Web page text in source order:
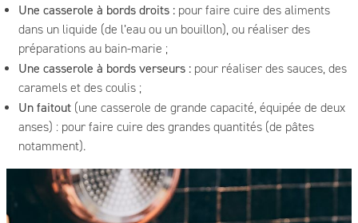
Une casserole à bords droits : pour faire cuire des aliments
dans un liquide (de l’eau ou un bouillon), ou réaliser des
préparations au bain-marie ;
Une casserole à bords verseurs : pour réaliser des sauces, des
caramels et des coulis ;
Un faitout (une casserole de grande capacité, équipée de deux
anses) : pour faire cuire des grandes quantités (de pâtes
notamment).